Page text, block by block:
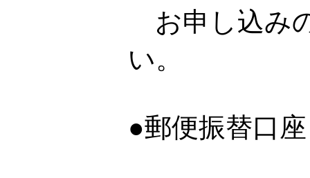
お申し込み
い。
●郵便振替口